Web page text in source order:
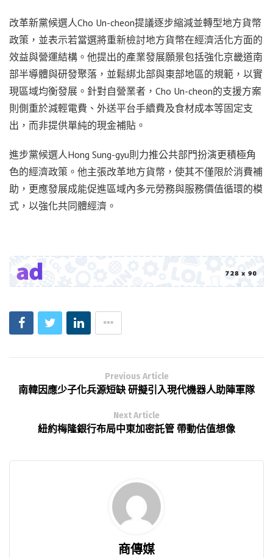
改革新黨候選人Cho Un-cheon提議逐步縮減並轉型地方貨幣
政策，並表示若當選將重新檢討地方貨幣在經濟活化方面的
效益與營運結構。他提出的產業發展願景包括強化京畿道南
部半導體與研發聚落，並鬆綁北部與東部地區的規範，以實
現區域均衡發展。針對自營業者，Cho Un-cheon的支援方案
則側重於減輕電費、外送平台手續費及食材成本等固定支
出，而非提供單純的現金補貼。
進步黨候選人Hong Sung-gyu則力推公共部門扮演更積極角
色的經濟政策。他主張改革地方貨幣，使其不僅限於消費補
助，更應發展成能促進區域內多元勞務與服務價值循環的模
式，以強化共同體經濟。
Previous Article
南韓因應少子化兵源短缺 研擬引入現代機器人助陣軍隊
Next Article
紐約梅隆銀行布局中東加密託管 帶動估值想像
商傳媒